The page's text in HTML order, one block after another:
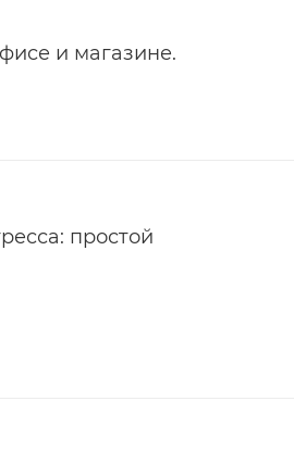
и магазине.
простой